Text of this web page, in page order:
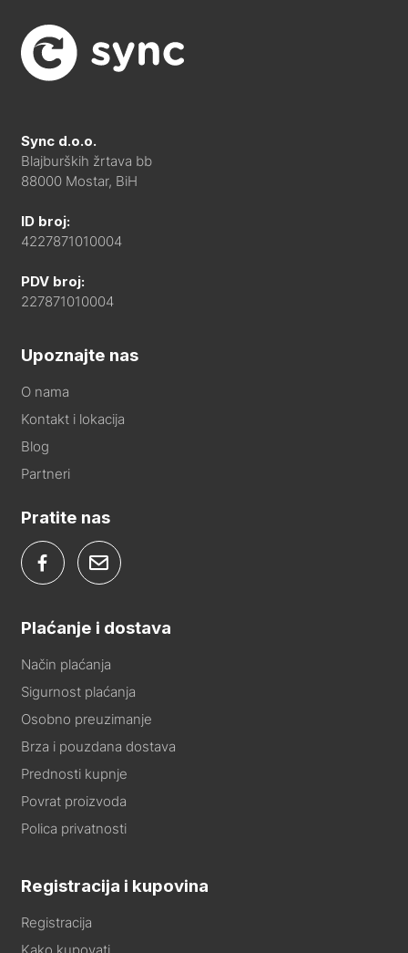
Sync d.o.o.
Blajburških žrtava bb
88000 Mostar, BiH
ID broj:
4227871010004
PDV broj:
227871010004
Upoznajte nas
O nama
Kontakt i lokacija
Blog
Partneri
Pratite nas
Plaćanje i dostava
Način plaćanja
Sigurnost plaćanja
Osobno preuzimanje
Brza i pouzdana dostava
Prednosti kupnje
Povrat proizvoda
Polica privatnosti
Registracija i kupovina
Registracija